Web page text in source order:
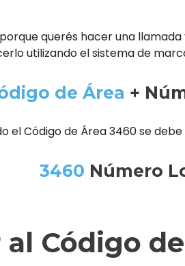
querés hacer una
utilizando el sistema de
de Área +
el Código de Área 3460 se
3460 Número
Código